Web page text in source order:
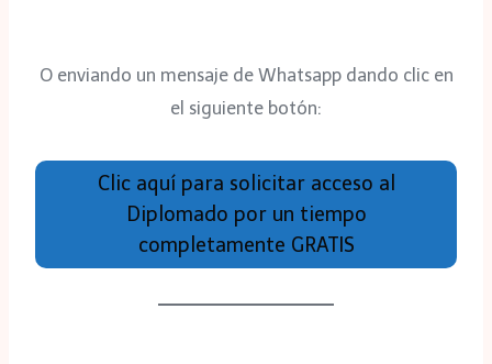
O enviando un mensaje de Whatsapp dando clic en
el siguiente botón:
Clic aquí para solicitar acceso al
Diplomado por un tiempo
completamente GRATIS